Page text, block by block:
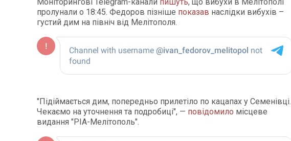
пролунали о 18:45. Федоров пізніше показав наслідки вибухів –
густий дим на північ від Мелітополя.
"Підіймається дим, попередньо прилетіло по кацапах у Семенівці.
Чекаємо на уточнення та подробиці", — повідомило місцеве
видання "РІА-Мелітополь".